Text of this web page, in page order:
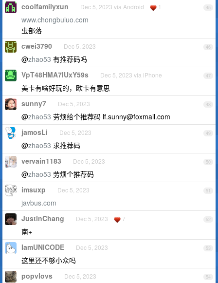
45
coolfamilyxun Dec 5, 2023 via Android 1
www.chongbuluo.com
虫部落
46
cwei3790 Dec 5, 2023
@zhao53 有推荐码吗
47
VpT48HMA7IUxY59s Dec 5, 2023 via iPhone
美卡有啥好玩的，欧卡有意思
48
sunny7 Dec 5, 2023
@zhao53 劳烦给个推荐码 lf.sunny@foxmail.com
49
jamosLi Dec 5, 2023
@zhao53 求推荐码
50
vervain1183 Dec 5, 2023
@zhao53 劳烦个推荐码
51
imsuxp Dec 5, 2023
javbus.com
52
JustinChang Dec 5, 2023 7
南+
53
IamUNICODE Dec 5, 2023
这里还不够小众吗
54
popvlovs Dec 5, 2023